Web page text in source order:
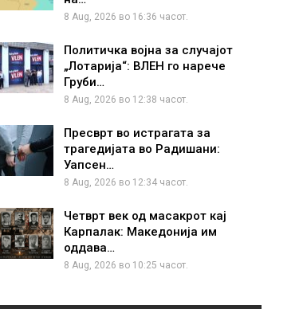
8 Aug, 2026 во 16:36 часот.
Политичка војна за случајот
„Лотарија“: ВЛЕН го нарече
Груби…
8 Aug, 2026 во 12:38 часот.
Пресврт во истрагата за
трагедијата во Радишани:
Уапсен…
8 Aug, 2026 во 12:34 часот.
Четврт век од масакрот кај
Карпалак: Македонија им
оддава…
8 Aug, 2026 во 10:25 часот.